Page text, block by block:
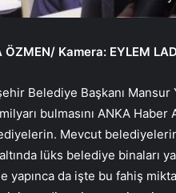
ÖZMEN/ Kamera: EYLEM
Belediye Başkanı
bulmasını ANKA
Mevcut
altında lüks belediye binaları
yapınca da işte bu fahiş